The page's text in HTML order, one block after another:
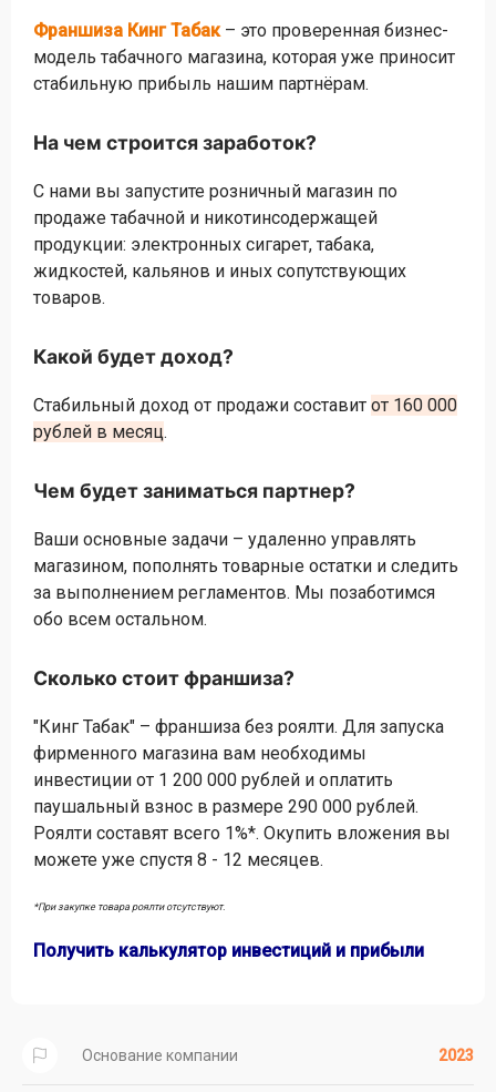
Франшиза Кинг Табак– это проверенная бизнес-
модель табачного магазина, которая уже приносит
стабильную прибыль нашим партнёрам.
На чем строится заработок?
С нами вы запустите розничный магазин по
продаже табачной и никотинсодержащей
продукции: электронных сигарет, табака,
жидкостей, кальянов и иных сопутствующих
товаров.
Какой будет доход?
Стабильный доход от продажи составит от 160 000
рублей в месяц.
Чем будет заниматься партнер?
Ваши основные задачи – удаленно управлять
магазином, пополнять товарные остатки и следить
за выполнением регламентов. Мы позаботимся
обо всем остальном.
Сколько стоит франшиза?
"Кинг Табак" – франшиза без роялти. Для запуска
фирменного магазина вам необходимы
инвестиции от 1 200 000 рублей и оплатить
паушальный взнос в размере 290 000 рублей.
Роялти составят всего 1%*. Окупить вложения вы
можете уже спустя 8 - 12 месяцев.
*При закупке товара роялти отсутствуют.
Получить калькулятор инвестиций и прибыли
Основание компании 2023